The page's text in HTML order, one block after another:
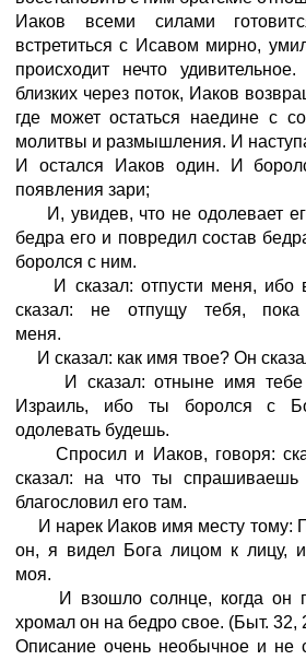
Иаков всеми силами
встретиться с Исавом мирно,
происходит нечто
близких через поток, Иаков
где может остаться наедине с
молитвы и размышления. И
И остался Иаков один. И
появления зари;
И, увидев, что не одолевает
бедра его и повредил состав
боролся с ним.
И сказал: отпусти меня, ибо
сказал: не отпущу тебя,
меня.
И сказал: как имя твое? Он
И сказал: отныне имя тебе
Израиль, ибо ты боролся с
одолевать будешь.
Спросил и Иаков, говоря:
сказал: на что ты
благословил его там.
И нарек Иаков имя месту тому:
он, я видел Бога лицом к лицу,
моя.
И взошло солнце, когда он
хромал он на бедро свое. (Быт. 32,
Описание очень необычное и не